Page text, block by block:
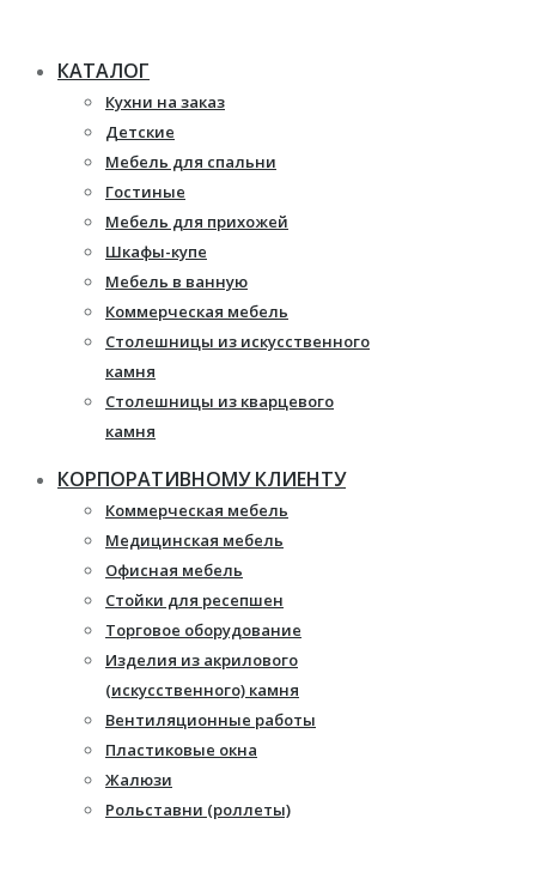
КАТАЛОГ
Кухни на заказ
Детские
Мебель для спальни
Гостиные
Мебель для прихожей
Шкафы-купе
Мебель в ванную
Коммерческая мебель
Столешницы из искусственного
камня
Столешницы из кварцевого
камня
Каминные порталы
Камины Dimplex
Искусственный камень White
Hills
Балконы ПВХ
Пластиковые окна
Жалюзи
Рулонные шторы
КОРПОРАТИВНОМУ КЛИЕНТУ
Коммерческая мебель
Медицинская мебель
Офисная мебель
Стойки для ресепшен
Торговое оборудование
Изделия из акрилового
(искусственного) камня
Вентиляционные работы
Пластиковые окна
Жалюзи
Рольставни (роллеты)